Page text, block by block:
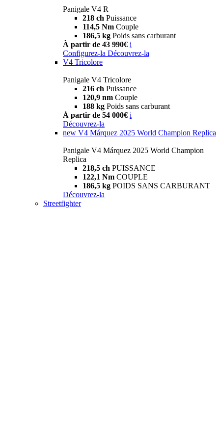
Panigale V4 R
218 ch Puissance
114,5 Nm Couple
186,5 kg Poids sans carburant
À partir de 43 990€ i
Configurez-la Découvrez-la
V4 Tricolore
Panigale V4 Tricolore
216 ch Puissance
120,9 nm Couple
188 kg Poids sans carburant
À partir de 54 000€ i
Découvrez-la
new V4 Márquez 2025 World Champion Replica
Panigale V4 Márquez 2025 World Champion
Replica
218,5 ch PUISSANCE
122,1 Nm COUPLE
186,5 kg POIDS SANS CARBURANT
Découvrez-la
Streetfighter